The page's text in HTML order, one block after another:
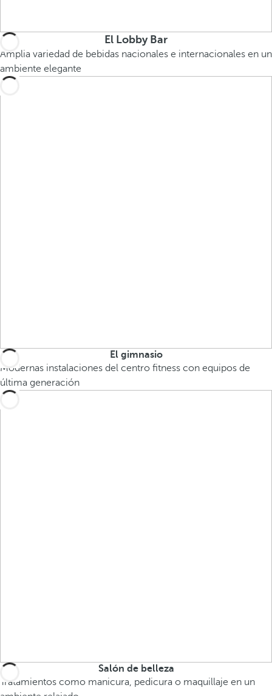
El Lobby Bar
Amplia variedad de bebidas nacionales e internacionales en un
ambiente elegante
El gimnasio
Modernas instalaciones del centro fitness con equipos de
última generación
Salón de belleza
Tratamientos como manicura, pedicura o maquillaje en un